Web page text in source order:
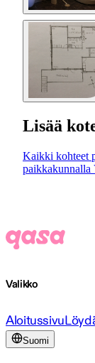
Lisää
Kaikki kohteet
paikkakunnalla
Valikko
Aloitussivu
Suomi